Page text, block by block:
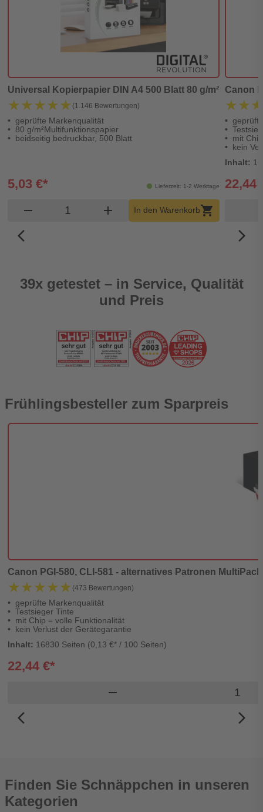
Universal Kopierpapier DIN A4 500 Blatt 80 g/m²
★★★★★
★★★★★ (1.146 Bewertungen)
geprüfte Markenqualität
80 g/m²Multifunktionspapier
beidseitig bedruckbar, 500 Blatt
Lieferzeit: 1-2 Werktage
5,03 €*
remove Produkt Warenkorb Menge
add In den Warenkorbshopping_cart
Canon
mit
kein
Inhalt:
22,44
arrow_back_ios_new arrow_forward_ios
39x getestet – in Service, Qualität
und Preis
Frühlingsbesteller zum Sparpreis
Canon PGI-580, CLI-581 - alternatives Patronen
★★★★★
★★★★★ (473 Bewertungen)
geprüfte Markenqualität
Testsieger Tinte
mit Chip = volle Funktionalität
kein Verlust der Gerätegarantie
Inhalt: 16830 Seiten (0,13 €* / 100 Seiten)
22,44 €*
remove
arrow_back_ios_new arrow_forward_ios
Finden Sie Schnäppchen in unseren
Kategorien